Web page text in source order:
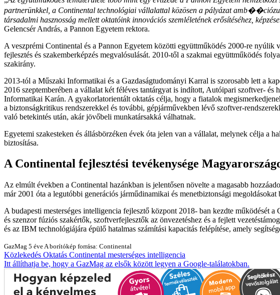
partnerünkkel, a Continental technológiai vállalattal közösen a pályázat
társadalmi hasznosság mellett oktatóink innovációs szemléletének erősítéséhez,
Gelencsér András, a Pannon Egyetem rektora.
A veszprémi Continental és a Pannon Egyetem közötti együttműködés 2000-re nyúlik
fejlesztés és szakemberképzés megvalósulását. 2010-től a szakmai együttműködés
szakirány.
2013-tól a Műszaki Informatikai és a Gazdaságtudományi Karral is szorosabb lett a
2016 szeptemberében a vállalat két féléves tantárgyat is indított, Autóipari szoftver-
Informatikai Karán. A gyakorlatorientált oktatás célja, hogy a fiatalok
a biztonságkritikus rendszerekkel és további, gépjárművekben lévő szoftver-
való betekintés után, akár jövőbeli munkatársakká válhatnak.
Egyetemi szakesteken és állásbörzéken évek óta jelen van a vállalat, melynek célja a
biztosítása.
A Continental fejlesztési tevékenysége
Az elmúlt években a Continental hazánkban is jelentősen növelte a magasabb
már 2001 óta a legutóbbi generációs járműdinamikai és menetbiztonsági
A budapesti mesterséges intelligencia fejlesztő központ 2018- ban kezdte
és szenzor fúziós szakértők, szoftverfejlesztők az önvezetéshez és a fejlett
és az IBM technológiájára épülő hatalmas számítási kapacitás felépítése, amely
GazMag 5 éveA borítókép forrása: Continental
Közlekedés Oktatás Continental mesterséges intelligencia
Itt állíthatja be, hogy a GazMag az elsők között legyen a Google-találatokban.